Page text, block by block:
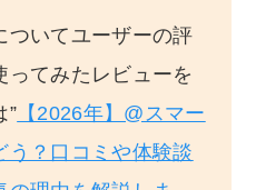
ついてユーザーの評
ってみたレビューを
” 【2026年】@スマー
う？口コミや体験談